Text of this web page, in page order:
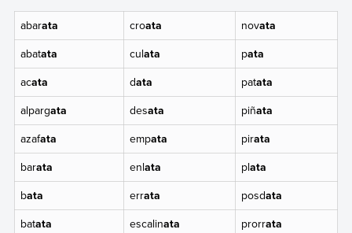
abarata croata novata
abatata culata pata
acata data patata
alpargata desata piñata
azafata empata pirata
barata enlata plata
bata errata posdata
batata escalinata prorrata